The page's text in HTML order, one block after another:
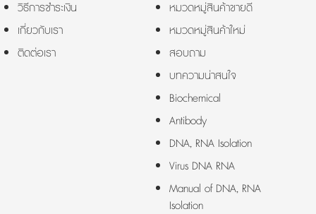
วิธีการชำระเงิน
เกี่ยวกับเรา
ติดต่อเรา
หมวดหมู่สินค้าขายดี
หมวดหมู่สินค้าใหม่
สอบถาม
บทความน่าสนใจ
Biochemical
Antibody
DNA, RNA Isolation
Virus DNA RNA
Manual of DNA, RNA
Isolation